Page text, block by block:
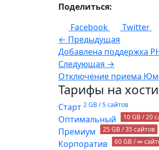
Поделиться:
Facebook
Twitter
← Предыдущая
Добавлена поддержка
Следующая →
Отключение приема
Тарифы на
Старт 2 GB / 5 сайтов
Оптимальный
10 GB / 20
Премиум
25 GB / 35 сайтов
Корпоратив
60 GB / ∞